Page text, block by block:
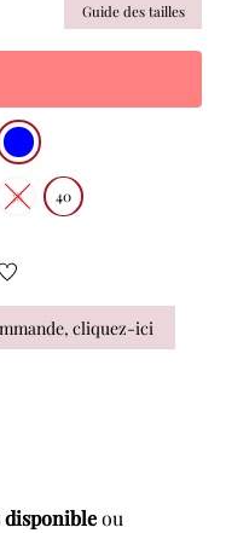
Guide des tailles
38 40
cliquez-ici
disponibleou